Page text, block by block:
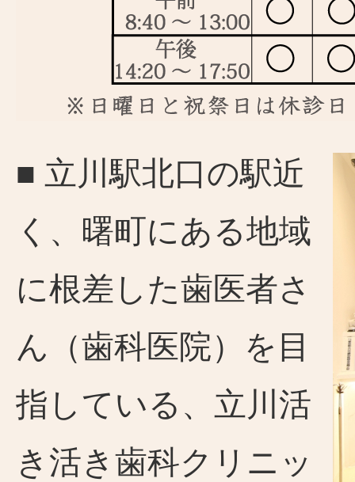
■ 立川駅北口の駅近
く、曙町にある地域
に根差した歯医者さ
ん（歯科医院）を目
指している、立川活
き活き歯科クリニッ